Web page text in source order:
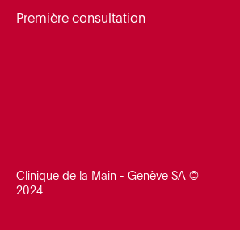
Première consultation
Clinique de la Main - Genève SA ©
2024